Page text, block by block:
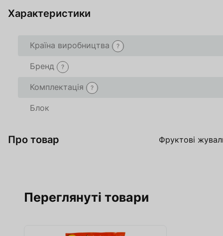
Характеристики
Країна виробництва ?
Бренд ?
Комплектація ?
Блок
Про товар Фруктові
Переглянуті товари